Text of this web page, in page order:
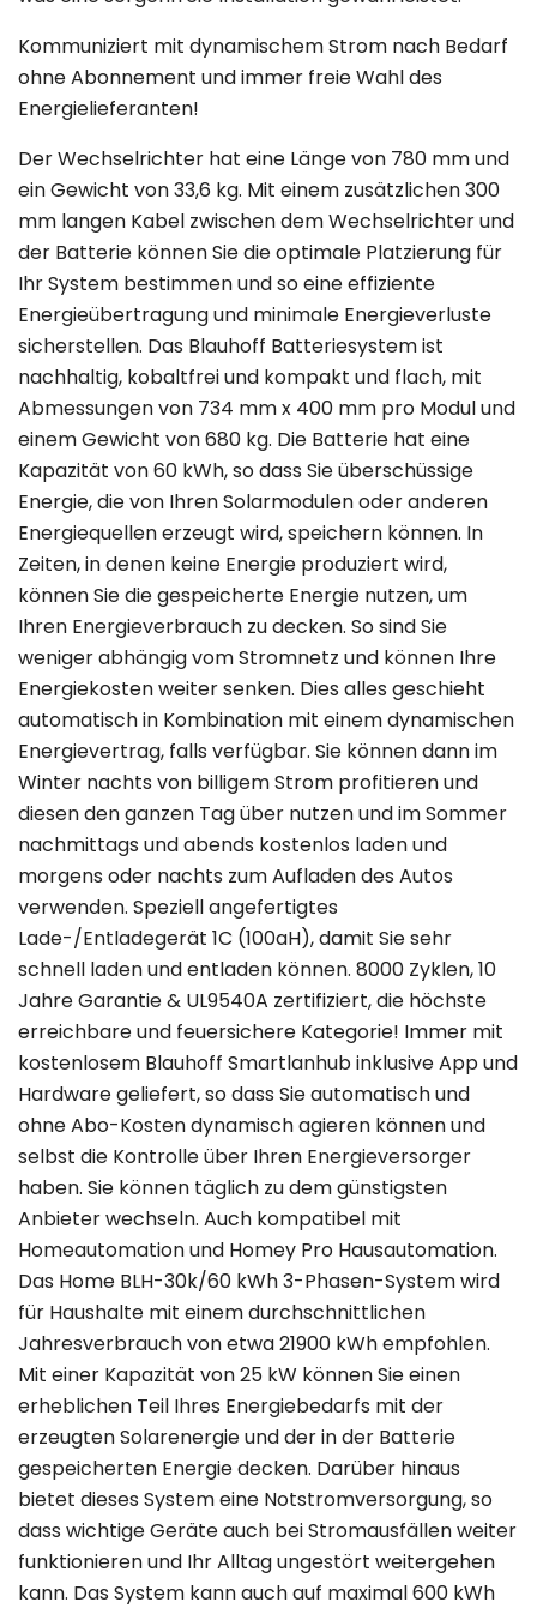
Kommuniziert mit dynamischem Strom nach Bedarf
ohne Abonnement und immer freie Wahl des
Energielieferanten!
Der Wechselrichter hat eine Länge von 780 mm und
ein Gewicht von 33,6 kg. Mit einem zusätzlichen 300
mm langen Kabel zwischen dem Wechselrichter und
der Batterie können Sie die optimale Platzierung für
Ihr System bestimmen und so eine effiziente
Energieübertragung und minimale Energieverluste
sicherstellen. Das Blauhoff Batteriesystem ist
nachhaltig, kobaltfrei und kompakt und flach, mit
Abmessungen von 734 mm x 400 mm pro Modul und
einem Gewicht von 680 kg. Die Batterie hat eine
Kapazität von 60 kWh, so dass Sie überschüssige
Energie, die von Ihren Solarmodulen oder anderen
Energiequellen erzeugt wird, speichern können. In
Zeiten, in denen keine Energie produziert wird,
können Sie die gespeicherte Energie nutzen, um
Ihren Energieverbrauch zu decken. So sind Sie
weniger abhängig vom Stromnetz und können Ihre
Energiekosten weiter senken. Dies alles geschieht
automatisch in Kombination mit einem dynamischen
Energievertrag, falls verfügbar. Sie können dann im
Winter nachts von billigem Strom profitieren und
diesen den ganzen Tag über nutzen und im Sommer
nachmittags und abends kostenlos laden und
morgens oder nachts zum Aufladen des Autos
verwenden. Speziell angefertigtes
Lade-/Entladegerät 1C (100aH), damit Sie sehr
schnell laden und entladen können. 8000 Zyklen, 10
Jahre Garantie & UL9540A zertifiziert, die höchste
erreichbare und feuersichere Kategorie! Immer mit
kostenlosem Blauhoff Smartlanhub inklusive App und
Hardware geliefert, so dass Sie automatisch und
ohne Abo-Kosten dynamisch agieren können und
selbst die Kontrolle über Ihren Energieversorger
haben. Sie können täglich zu dem günstigsten
Anbieter wechseln. Auch kompatibel mit
Homeautomation und Homey Pro Hausautomation.
Das Home BLH-30k/60 kWh 3-Phasen-System wird
für Haushalte mit einem durchschnittlichen
Jahresverbrauch von etwa 21900 kWh empfohlen.
Mit einer Kapazität von 25 kW können Sie einen
erheblichen Teil Ihres Energiebedarfs mit der
erzeugten Solarenergie und der in der Batterie
gespeicherten Energie decken. Darüber hinaus
bietet dieses System eine Notstromversorgung, so
dass wichtige Geräte auch bei Stromausfällen weiter
funktionieren und Ihr Alltag ungestört weitergehen
kann. Das System kann auch auf maximal 600 kWh